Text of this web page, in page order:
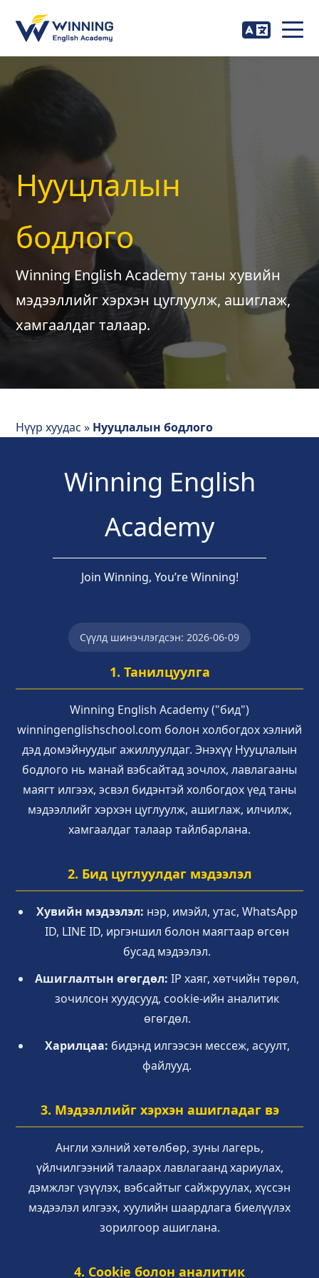
Нууцлалын
бодлого
Winning English Academy таны хувийн
мэдээллийг хэрхэн цуглуулж, ашиглаж,
хамгаалдаг талаар.
Нүүр хуудас » Нууцлалын бодлого
Winning English
Academy
Join Winning, You’re Winning!
Сүүлд шинэчлэгдсэн: 2026-06-09
1. Танилцуулга
Winning English Academy ("бид")
winningenglishschool.com болон холбогдох хэлний
дэд домэйнуудыг ажиллуулдаг. Энэхүү Нууцлалын
бодлого нь манай вэбсайтад зочлох, лавлагааны
маягт илгээх, эсвэл бидэнтэй холбогдох үед таны
мэдээллийг хэрхэн цуглуулж, ашиглаж, илчилж,
хамгаалдаг талаар тайлбарлана.
2. Бид цуглуулдаг мэдээлэл
Хувийн мэдээлэл: нэр, имэйл, утас, WhatsApp
ID, LINE ID, иргэншил болон маягтаар өгсөн
бусад мэдээлэл.
Ашиглалтын өгөгдөл: IP хаяг, хөтчийн төрөл,
зочилсон хуудсууд, cookie-ийн аналитик
өгөгдөл.
Харилцаа: бидэнд илгээсэн мессеж, асуулт,
файлууд.
3. Мэдээллийг хэрхэн ашигладаг вэ
Англи хэлний хөтөлбөр, зуны лагерь,
үйлчилгээний талаарх лавлагаанд хариулах,
дэмжлэг үзүүлэх, вэбсайтыг сайжруулах, хүссэн
мэдээлэл илгээх, хуулийн шаардлага биелүүлэх
зорилгоор ашиглана.
4. Cookie болон аналитик